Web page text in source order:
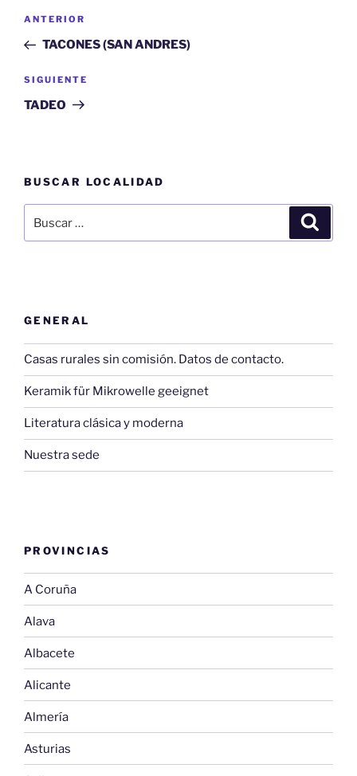
Navegación
entradas
Entrada
anterior:
ANTERIOR
TACONES (SAN ANDRES)
Siguiente
entrada
SIGUIENTE
TADEO
BUSCAR LOCALIDAD
por:
GENERAL
Casas rurales sin comisión. Datos de contacto.
Keramik für Mikrowelle geeignet
Literatura clásica y moderna
Nuestra sede
PROVINCIAS
A Coruña
Alava
Albacete
Alicante
Almería
Asturias